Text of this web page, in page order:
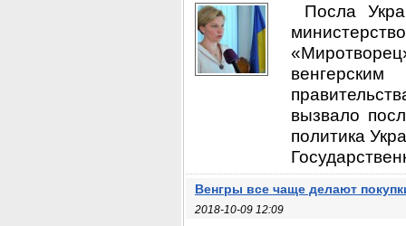
Посла
вызвало
политика
Венгры все чаще делают
2018-10-09 12:09